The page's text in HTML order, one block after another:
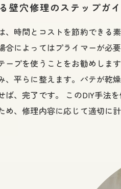
壁穴修理のステップガ
、時間とコストを節約できる
合によってはプライマーが必
ープを使うことをお勧めしま
、平らに整えます。パテが乾
ば、完了です。 このDIY手法
め、修理内容に応じて適切に